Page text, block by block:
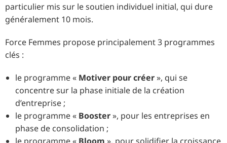
particulier mis sur le soutien individuel initial, qui dure
généralement 10 mois.
Force Femmes propose principalement 3 programmes
clés :
le programme « Motiver pour créer», qui se
concentre sur la phase initiale de la création
d’entreprise ;
le programme « Booster», pour les entreprises en
phase de consolidation ;